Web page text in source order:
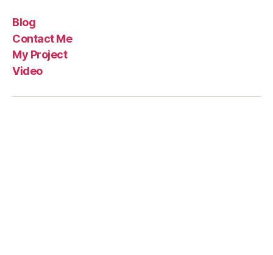
Blog
Contact Me
My Project
Video